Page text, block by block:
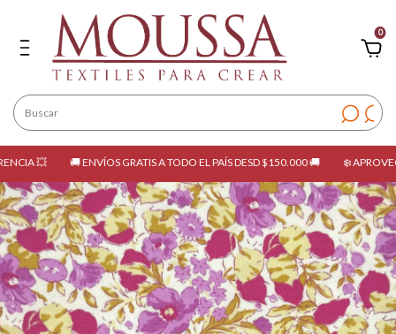
0
💥 🚚 ENVÍOS GRATIS A TODO EL PAÍS DESD $150.000 🚚 ❄️ APROVECHÁ